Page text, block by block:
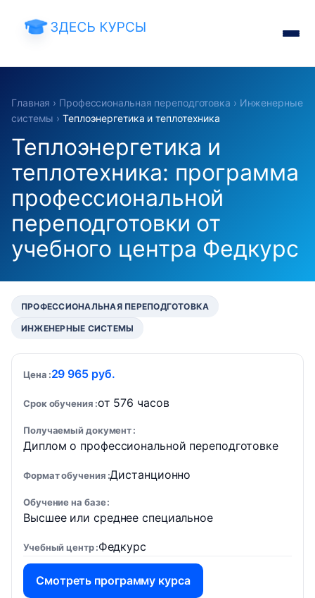
Главная › Профессиональная переподготовка › Инженерные
системы ›Теплоэнергетика и теплотехника
Теплоэнергетика и
теплотехника: программа
профессиональной
переподготовки от
учебного центра Федкурс
ПРОФЕССИОНАЛЬНАЯ ПЕРЕПОДГОТОВКА
ИНЖЕНЕРНЫЕ СИСТЕМЫ
Цена 29 965 руб.
Срок обучения от 576 часов
Получаемый документ
Диплом о профессиональной переподготовке
Формат обучения Дистанционно
Обучение на базе
Высшее или среднее специальное
Учебный центр Федкурс
Смотреть программу курса